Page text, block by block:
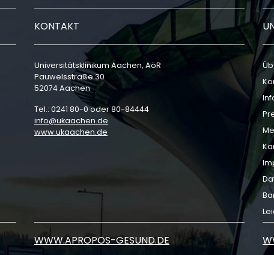
KONTAKT
Universitätsklinikum Aachen, AöR
Pauwelsstraße 30
52074 Aachen
Tel.: 0241 80-0 oder 80-84444
info
ukaachen de
www.ukaachen.de
WWW.APROPOS-GESUND.DE